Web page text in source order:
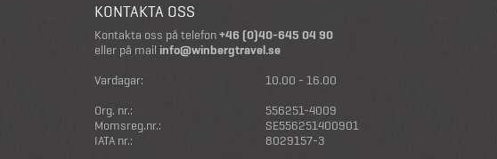
KONTAKTA OSS
Kontakta oss på telefon+46 (0)40-645 04 90
eller på mail info@winbergtravel.se
Vardagar:
10.00 - 16.00
Org. nr.:
556251-4009
Momsreg.nr.:
SE556251400901
IATA nr.:
8029157-3